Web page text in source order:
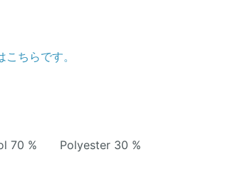
ちらです。
% Polyester 30 %